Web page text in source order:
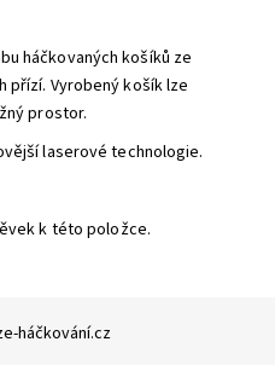
háčkovaných košíků ze
přízí. Vyrobený košík lze
prostor.
laserové technologie.
k této položce.
háčkování.cz